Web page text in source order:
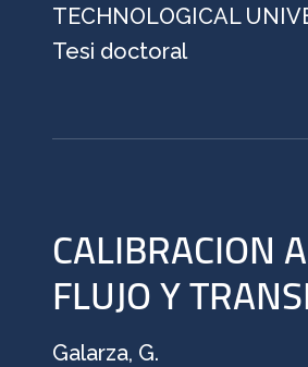
TECHNOLOGICAL
Tesi doctoral
CALIBRACION
FLUJO Y
Galarza, G.